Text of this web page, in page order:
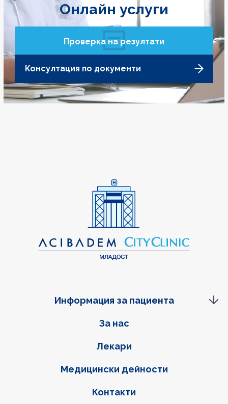
Онлайн услуги
Проверка на резултати
Консултация по документи
Фуутер навигация
За нас
Лекари
Медицински дейности
Контакти
Информация за пациента